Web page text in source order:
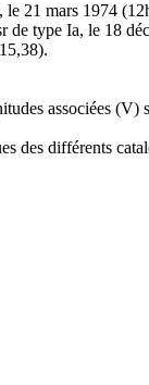
21 mars 1974
de type Ia, le 18
associées (V)
des différents